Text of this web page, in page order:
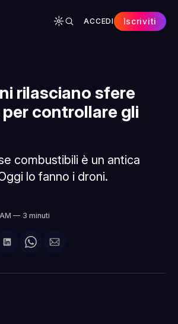
ACCEDI Iscriviti
rilasciano sfere
controllare gli
combustibili è un antica
lo fanno i droni.
3 minuti
Condividi
LinkedIn
Share
WhatsApp
Condividi
email